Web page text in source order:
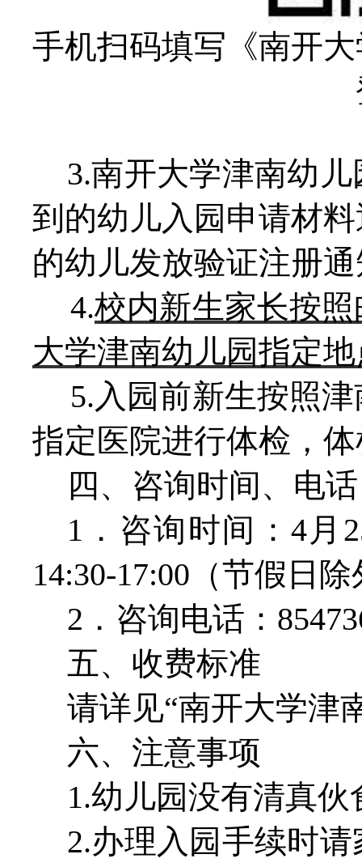
手机扫码填写《南开
3.南开大学津南幼
到的幼儿入园申请材
的幼儿发放验证注册
4.校内新生家长按
大学津南幼儿园指定
5.入园前新生按照
指定医院进行体检，
四、咨询时间、电话
1．咨询时间：4月
14:30-17:00（节假日
2．咨询电话：
五、收费标准
请详见“南开大学津
六、注意事项
1.幼儿园没有清真伙
2.办理入园手续时